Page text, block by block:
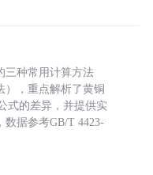
三种常用计算方法
），重点解析了黄铜
式的差异，并提供实
据参考GB/T 4423-